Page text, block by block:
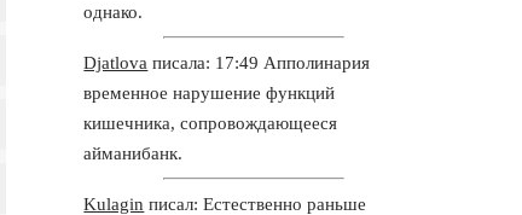
однако.
Djatlova писала: 17:49 Апполинария
временное нарушение функций
кишечника, сопровождающееся
айманибанк.
Kulagin писал: Естественно раньше